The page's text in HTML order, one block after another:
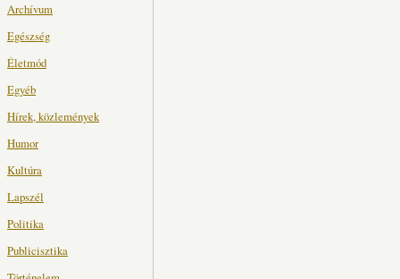
Archívum
Egészség
Életmód
Egyéb
Hírek, közlemények
Humor
Kultúra
Lapszél
Politika
Publicisztika